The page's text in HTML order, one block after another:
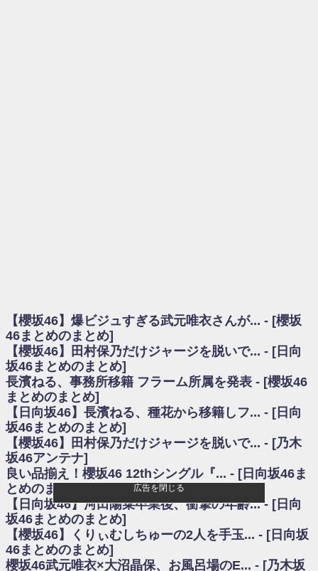
日向坂46まとめのまとめ / 【日向坂46】富田鈴花1st写真集、発売記念記者
会見の模様がこちら！
乃木坂欅坂まとめのまとめ / 【日向坂46】河田陽菜卒業の影響、ガチでデ
カそう...
欅坂あんてな ～欅坂46のニュース・情報・話題をピックアップ / れなッ
ピーズ集結！櫻坂46守屋麗奈×遠藤理子、8/6「ラヴィット！」水曜スタジオ出
演決定
欅坂/日向坂46まとめのまとめ / 【櫻坂46】田村保乃だけジャージを脱いで
いた理由
日向坂46まとめのまとめ / 【日向坂46】若林さん「笑えないぐらい師匠だ
から」佐々木久美と卒業後初の共演の様子がこちら！【激レアさん】
日向坂46まとめのまとめ / 【元日向坂46】情報解禁前で言えない！？丹生
ちゃん、メンバーと会った模様
乃木坂欅坂まとめのまとめ / 【日向坂46】この月、何かあるのか！？『お
願いバッハ！』ミーグリ日程がこちら
欅坂/日向坂46まとめのまとめ / 【櫻坂46】ミーグリで喧嘩！？山下瞳月、
これはマジギレしてる
乃木坂46アンテナ / 【櫻坂46】ハリソン守屋「ゆーづのせいです」【ラヴ
ィット!】
乃木坂あんてな ～乃木坂46・欅坂46・日向坂46のニュース・情報・話題
【櫻坂46】爆ビジュすぎる武元唯衣さんが... - [櫻坂
46まとめのまとめ]
【櫻坂46】田村保乃だけジャージを脱いで... - [日向
坂46まとめのまとめ]
長濱ねる、事務所移籍 フラーム所属を発表 - [櫻坂46
まとめのまとめ]
【日向坂46】長濱ねる、種花から移籍しフ... - [日向
坂46まとめのまとめ]
【櫻坂46】田村保乃だけジャージを脱いで... - [乃木
坂46アンテナ]
良い品揃え！櫻坂46 12thシングル『... - [日向坂46ま
とめのまとめ]
【日向坂46】河田陽菜卒業後、衝撃の年齢... - [日向
坂46まとめのまとめ]
【櫻坂46】くりぃむしちゅーの2人を手玉... - [日向坂
46まとめのまとめ]
櫻坂46武元唯衣×大沼晶保、お風呂場のE... - [乃木坂
広告を閉じる